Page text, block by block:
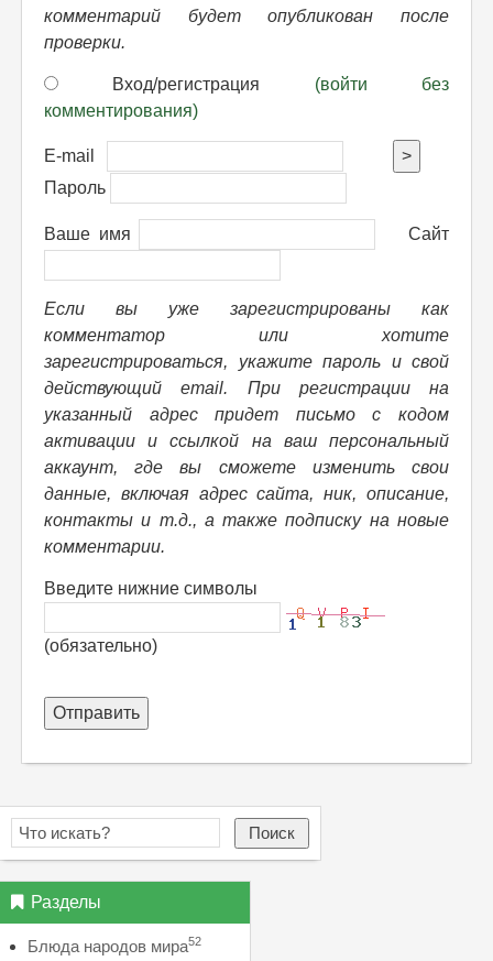
комментарий будет опубликован после
проверки.
Вход/регистрация (войти без
комментирования)
E-mail
>
Пароль
Ваше имя Сайт
Если вы уже зарегистрированы как
комментатор или хотите
зарегистрироваться, укажите пароль и свой
действующий email. При регистрации на
указанный адрес придет письмо с кодом
активации и ссылкой на ваш персональный
аккаунт, где вы сможете изменить свои
данные, включая адрес сайта, ник, описание,
контакты и т.д., а также подписку на новые
комментарии.
Введите нижние символы
(обязательно)
Отправить
Поиск
Разделы
Блюда народов мира52